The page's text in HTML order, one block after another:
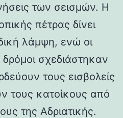
των σεισμών. Η
πέτρας δίνει
λάμψη, ενώ οι
δρόμοι σχεδιάστηκαν
τους εισβολείς
τους κατοίκους από
της Αδριατικής.